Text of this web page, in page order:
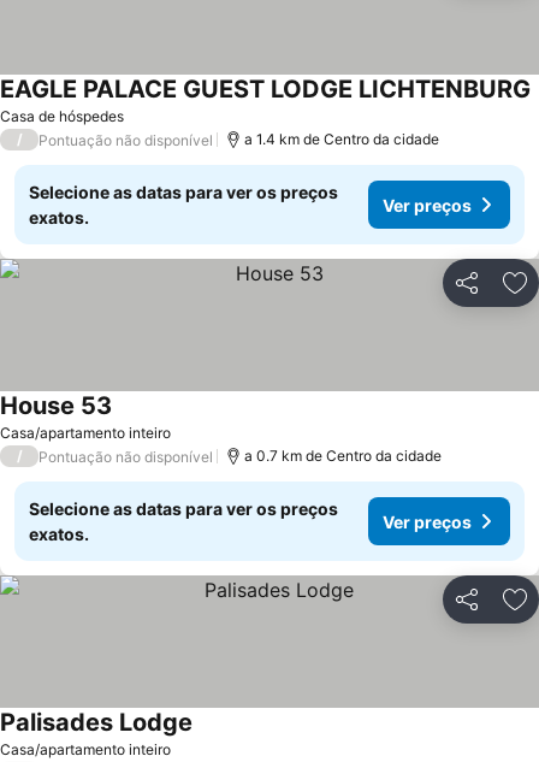
Casa de hóspedes
EAGLE PALACE GUEST LODGE LICHTENBURG
/ Pontuação não disponível a 1.4 km de Centro da cidade
Selecione as datas para ver os preços
exatos.
Ver preços
Partilhar
Casa/apartamento inteiro
House 53
/ Pontuação não disponível a 0.7 km de Centro da cidade
Selecione as datas para ver os preços
exatos.
Ver preços
Partilhar
Casa/apartamento inteiro
Palisades Lodge